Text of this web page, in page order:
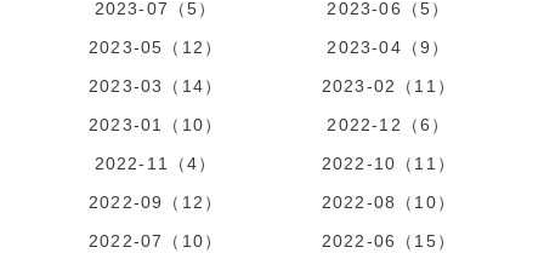
2023-07（5）
2023-06（5）
2023-05（12）
2023-04（9）
2023-03（14）
2023-02（11）
2023-01（10）
2022-12（6）
2022-11（4）
2022-10（11）
2022-09（12）
2022-08（10）
2022-07（10）
2022-06（15）